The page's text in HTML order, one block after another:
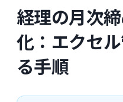
経理の月次
化：エクセ
る手順